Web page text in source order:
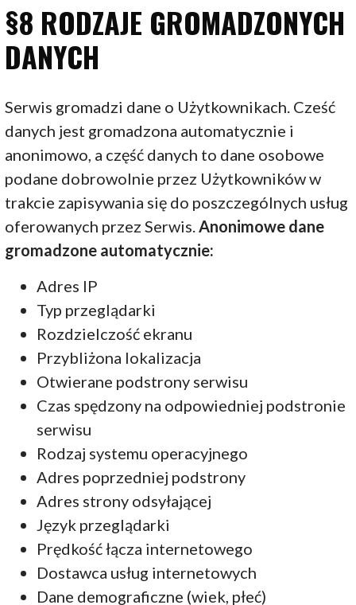
§8 RODZAJE GROMADZONYCH
DANYCH
Serwis gromadzi dane o Użytkownikach. Cześć
danych jest gromadzona automatycznie i
anonimowo, a część danych to dane osobowe
podane dobrowolnie przez Użytkowników w
trakcie zapisywania się do poszczególnych usług
oferowanych przez Serwis.Anonimowe dane
gromadzone automatycznie:
Adres IP
Typ przeglądarki
Rozdzielczość ekranu
Przybliżona lokalizacja
Otwierane podstrony serwisu
Czas spędzony na odpowiedniej podstronie
serwisu
Rodzaj systemu operacyjnego
Adres poprzedniej podstrony
Adres strony odsyłającej
Język przeglądarki
Prędkość łącza internetowego
Dostawca usług internetowych
Dane demograficzne (wiek, płeć)